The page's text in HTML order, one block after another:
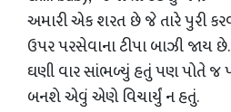
અમારી એક શરત છે જે તારે પુરી
ઉપર પરસેવાના ટીપા બાઝી જાય
ઘણી વાર સાંભળ્યું હતું પણ પોતે જ
બનશે એવું એણે વિચાર્યું ન હતું.